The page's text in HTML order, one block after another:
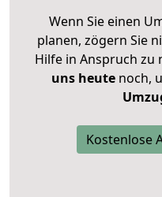
Wenn Sie einen
planen, zögern Sie
Hilfe in Anspruch zu
uns heutenoch,
Kostenlose